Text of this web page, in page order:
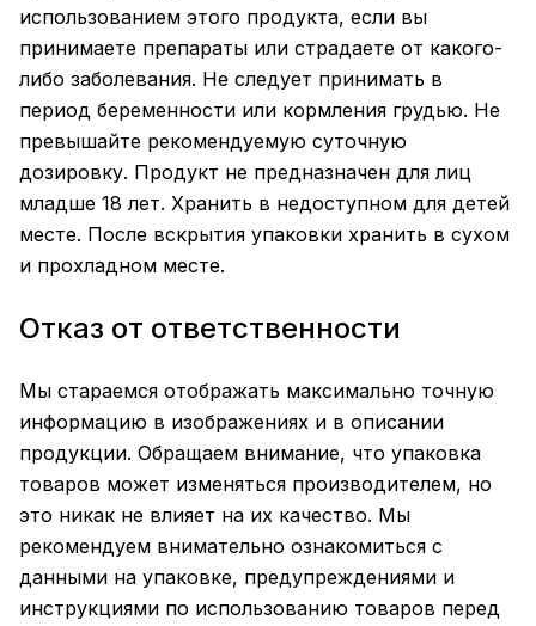
использованием этого продукта, если вы
принимаете препараты или страдаете от какого-
либо заболевания. Не следует принимать в
период беременности или кормления грудью. Не
превышайте рекомендуемую суточную
дозировку. Продукт не предназначен для лиц
младше 18 лет. Хранить в недоступном для детей
месте. После вскрытия упаковки хранить в сухом
и прохладном месте.
Отказ от ответственности
Мы стараемся отображать максимально точную
информацию в изображениях и в описании
продукции. Обращаем внимание, что упаковка
товаров может изменяться производителем, но
это никак не влияет на их качество. Мы
рекомендуем внимательно ознакомиться с
данными на упаковке, предупреждениями и
инструкциями по использованию товаров перед